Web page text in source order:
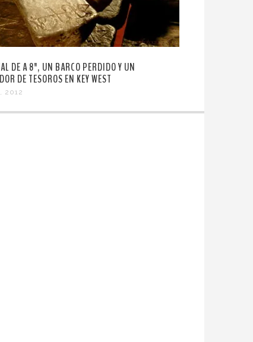
DE A 8", UN BARCO PERDIDO Y UN
DE TESOROS EN KEY WEST
2012